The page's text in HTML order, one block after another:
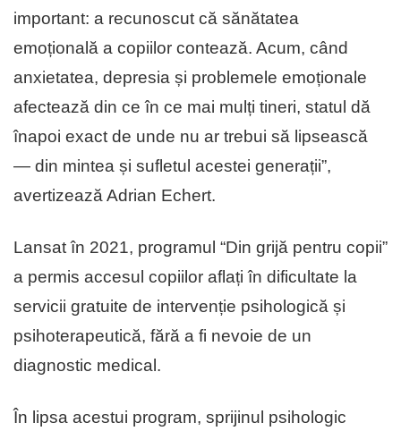
important: a recunoscut că sănătatea
emoțională a copiilor contează. Acum, când
anxietatea, depresia și problemele emoționale
afectează din ce în ce mai mulți tineri, statul dă
înapoi exact de unde nu ar trebui să lipsească
— din mintea și sufletul acestei generații”,
avertizează Adrian Echert.
Lansat în 2021, programul “Din grijă pentru copii”
a permis accesul copiilor aflați în dificultate la
servicii gratuite de intervenție psihologică și
psihoterapeutică, fără a fi nevoie de un
diagnostic medical.
În lipsa acestui program, sprijinul psihologic